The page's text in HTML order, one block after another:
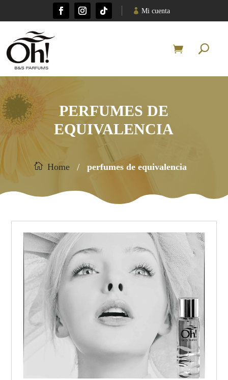
Mi cuenta
PERFUMES DE
EQUIVALENCIA
Home / perfumes de equivalencia